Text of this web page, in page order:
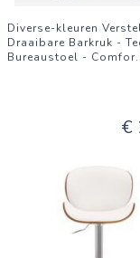
Diverse-kleuren
Draaibare Barkruk -
Bureaustoel - Comfor
€